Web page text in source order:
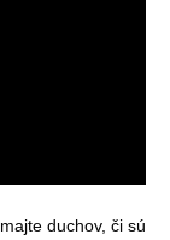
duchov, či sú